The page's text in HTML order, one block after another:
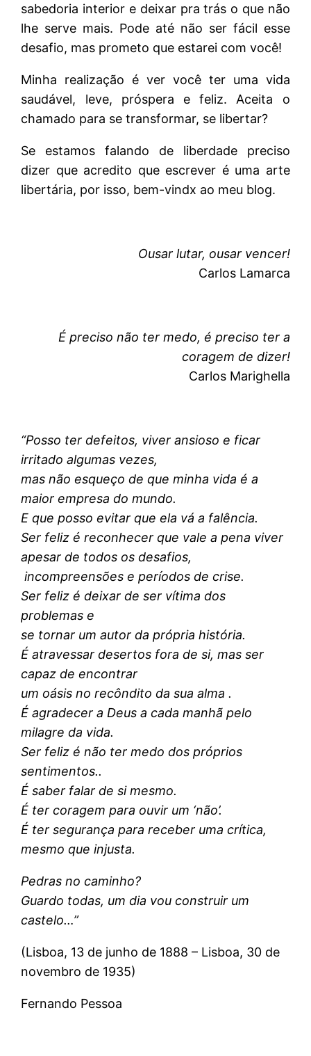
sabedoria interior e deixar pra trás o que não
lhe serve mais. Pode até não ser fácil esse
desafio, mas prometo que estarei com você!
Minha realização é ver você ter uma vida
saudável, leve, próspera e feliz. Aceita o
chamado para se transformar, se libertar?
Se estamos falando de liberdade preciso
dizer que acredito que escrever é uma arte
libertária, por isso, bem-vindx ao meu blog.
Ousar lutar, ousar vencer!
Carlos Lamarca
É preciso não ter medo, é preciso ter a
coragem de dizer!
Carlos Marighella
“Posso ter defeitos, viver ansioso e ficar
irritado algumas vezes,
mas não esqueço de que minha vida é a
maior empresa do mundo.
E que posso evitar que ela vá a falência.
Ser feliz é reconhecer que vale a pena viver
apesar de todos os desafios,
incompreensões e períodos de crise.
Ser feliz é deixar de ser vítima dos
problemas e
se tornar um autor da própria história.
É atravessar desertos fora de si, mas ser
capaz de encontrar
um oásis no recôndito da sua alma .
É agradecer a Deus a cada manhã pelo
milagre da vida.
Ser feliz é não ter medo dos próprios
sentimentos..
É saber falar de si mesmo.
É ter coragem para ouvir um ‘não’.
É ter segurança para receber uma crítica,
mesmo que injusta.
Pedras no caminho?
Guardo todas, um dia vou construir um
castelo…”
(Lisboa, 13 de junho de 1888 – Lisboa, 30 de
novembro de 1935)
Fernando Pessoa